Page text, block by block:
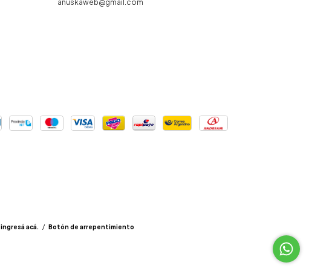
anuskaweb@gmail.com
ingresá acá. / Botón de arrepentimiento